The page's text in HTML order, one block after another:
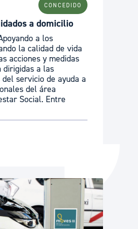
Catálogo de trámites
Ayuda a la tramitación
CONCEDIDO
a domicilio
a los
la calidad de vida
acciones y medidas
dirigidas a las
servicio de ayuda a
del área
Social. Entre